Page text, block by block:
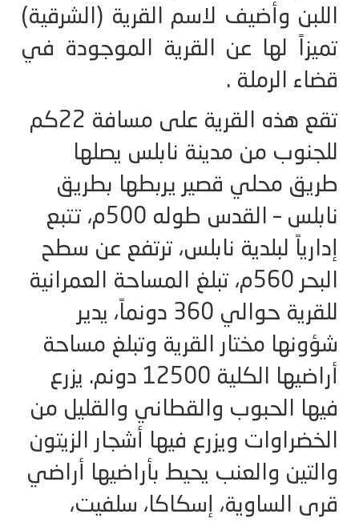
اللبن وأضيف لاسم القرية (الشرقية)
تميزاً لها عن القرية الموجودة في
قضاء الرملة .
تقع هذه القرية على مسافة 22كم
للجنوب من مدينة نابلس يصلها
طريق محلي قصير يربطها بطريق
نابلس – القدس طوله 500م، تتبع
إدارياً لبلدية نابلس، ترتفع عن سطح
البحر 560م، تبلغ المساحة العمرانية
للقرية حوالي 360 دونماً، يدير
شؤونها مختار القرية وتبلغ مساحة
أراضيها الكلية 12500 دونم. يزرع
فيها الحبوب والقطاني والقليل من
الخضراوات ويزرع فيها أشجار الزيتون
والتين والعنب يحيط بأراضيها أراضي
قرى الساوية، إسكاكا، سلفيت،